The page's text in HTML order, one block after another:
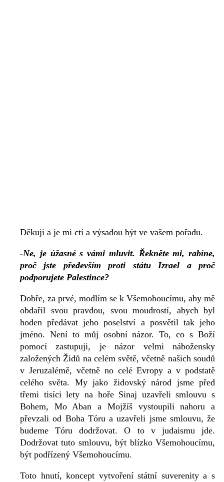
Děkuji a je mi ctí a výsadou být ve vašem pořadu.
-Ne, je úžasné s vámi mluvit. Řekněte mi, rabíne,
proč jste především proti státu Izrael a proč
podporujete Palestince?
Dobře, za prvé, modlím se k Všemohoucímu, aby mě
obdařil svou pravdou, svou moudrostí, abych byl
hoden předávat jeho poselství a posvětil tak jeho
jméno. Není to můj osobní názor. To, co s Boží
pomocí zastupuji, je názor velmi nábožensky
založených Židů na celém světě, včetně našich soudů
v Jeruzalémě, včetně no celé Evropy a v podstatě
celého světa. My jako židovský národ jsme před
třemi tisíci lety na hoře Sinaj uzavřeli smlouvu s
Bohem, Mo Aban a Mojžíš vystoupili nahoru a
převzali od Boha Tóru a uzavřeli jsme smlouvu, že
budeme Tóru dodržovat. O to v judaismu jde.
Dodržovat tuto smlouvu, být blízko Všemohoucímu,
být podřízený Všemohoucímu.
Toto hnutí, koncept vytvoření státní suverenity a s